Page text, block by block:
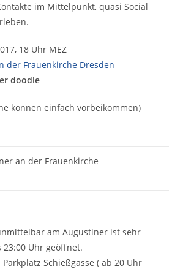
im Mittelpunkt, quasi Social
18 Uhr MEZ
der Frauenkirche Dresden
doodle
können einfach vorbeikommen)
an der Frauenkirche
am Augustiner ist sehr
Uhr geöffnet.
Schießgasse ( ab 20 Uhr